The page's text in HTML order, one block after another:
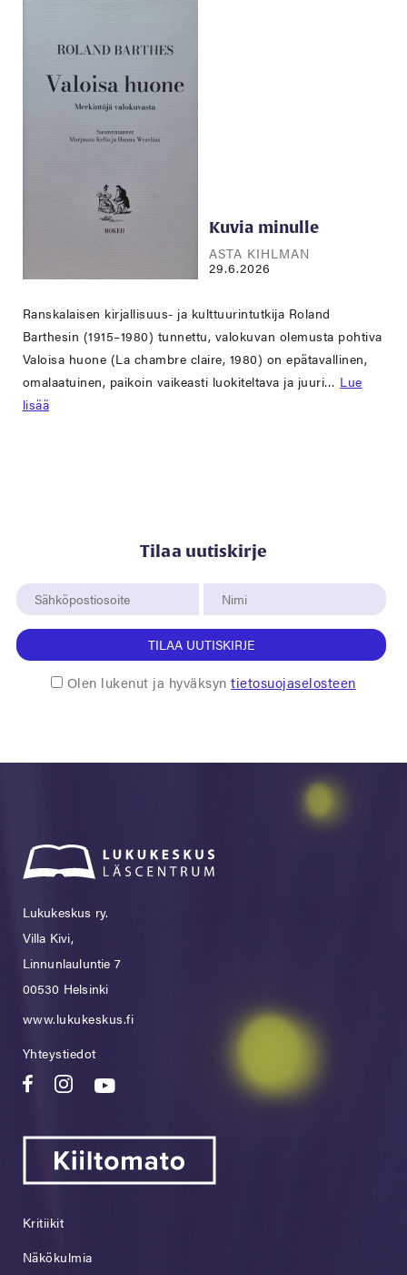
Kuvia minulle
ASTA KIHLMAN
29.6.2026
Ranskalaisen kirjallisuus- ja kulttuurintutkija Roland
Barthesin (1915–1980) tunnettu, valokuvan olemusta pohtiva
Valoisa huone (La chambre claire, 1980) on epätavallinen,
omalaatuinen, paikoin vaikeasti luokiteltava ja juuri… Lue
lisää
Tilaa uutiskirje
TILAA UUTISKIRJE
Olen lukenut ja hyväksyntietosuojaselosteen
Lukukeskus ry.
Villa Kivi,
Linnunlauluntie 7
00530 Helsinki
www.lukukeskus.fi
Yhteystiedot
Kritiikit
Näkökulmia